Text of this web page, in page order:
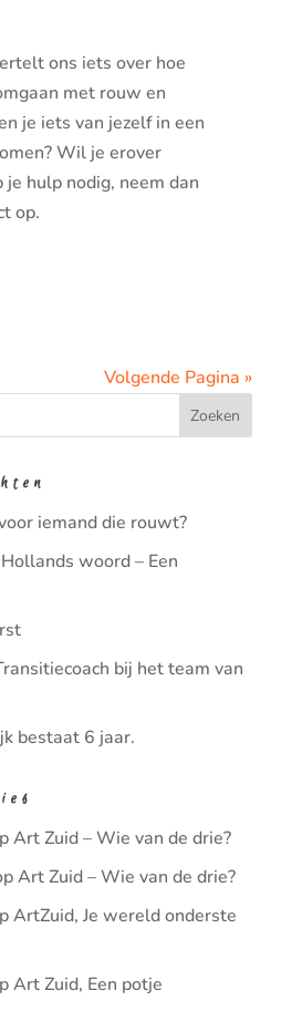
ons iets over hoe
met rouw en
je iets van jezelf in een
Wil je erover
je hulp nodig, neem dan
op.
Volgende Pagina »
iemand die rouwt?
woord – Een
bij het team van
bestaat 6 jaar.
Art Zuid – Wie van de drie?
Art Zuid – Wie van de drie?
ArtZuid, Je wereld onderste
Art Zuid, Een potje